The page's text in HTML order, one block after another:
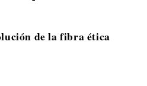
de la fibra ética